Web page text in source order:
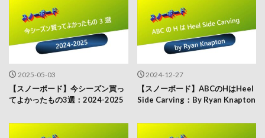
2025-05-03
【スノーボード】今シーズン買っ
てよかったもの3選：2024-2025
2024-12-27
【スノーボード】ABCのHはHeel
Side Carving：By Ryan Knapton